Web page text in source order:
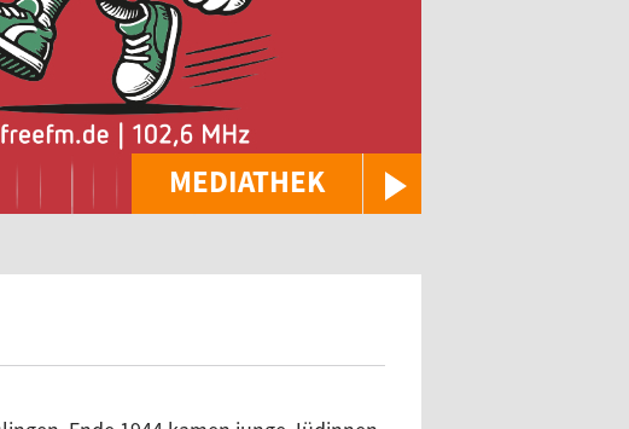
MEDIATHEK